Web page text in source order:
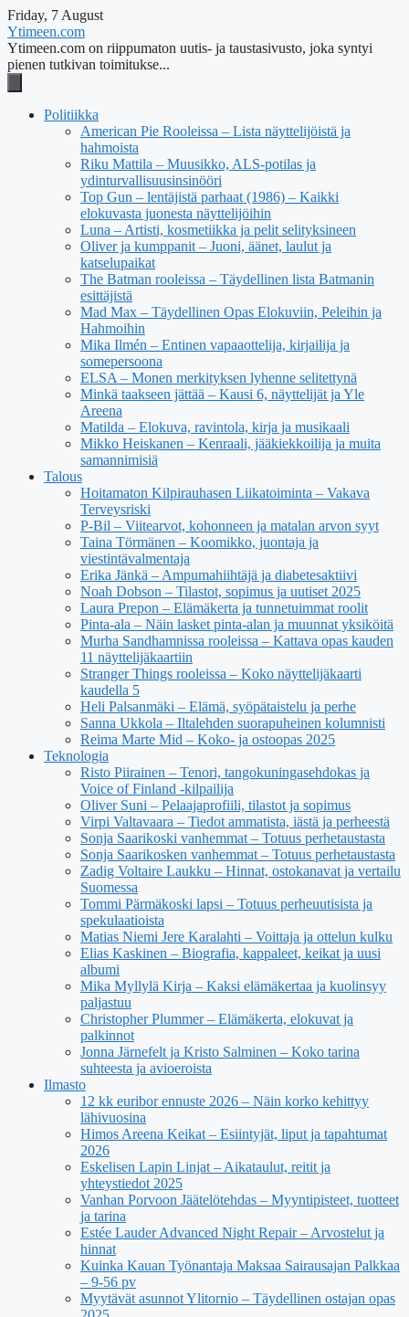
Friday, 7 August
Ytimeen.com
Ytimeen.com on riippumaton uutis- ja taustasivusto, joka syntyi
pienen tutkivan toimitukse...
Politiikka
American Pie Rooleissa – Lista näyttelijöistä ja
hahmoista
Riku Mattila – Muusikko, ALS-potilas ja
ydinturvallisuusinsinööri
Top Gun – lentäjistä parhaat (1986) – Kaikki
elokuvasta juonesta näyttelijöihin
Luna – Artisti, kosmetiikka ja pelit selityksineen
Oliver ja kumppanit – Juoni, äänet, laulut ja
katselupaikat
The Batman rooleissa – Täydellinen lista Batmanin
esittäjistä
Mad Max – Täydellinen Opas Elokuviin, Peleihin ja
Hahmoihin
Mika Ilmén – Entinen vapaaottelija, kirjailija ja
somepersoona
ELSA – Monen merkityksen lyhenne selitettynä
Minkä taakseen jättää – Kausi 6, näyttelijät ja Yle
Areena
Matilda – Elokuva, ravintola, kirja ja musikaali
Mikko Heiskanen – Kenraali, jääkiekkoilija ja muita
samannimisiä
Talous
Hoitamaton Kilpirauhasen Liikatoiminta – Vakava
Terveysriski
P-Bil – Viitearvot, kohonneen ja matalan arvon syyt
Taina Törmänen – Koomikko, juontaja ja
viestintävalmentaja
Erika Jänkä – Ampumahiihtäjä ja diabetesaktiivi
Noah Dobson – Tilastot, sopimus ja uutiset 2025
Laura Prepon – Elämäkerta ja tunnetuimmat roolit
Pinta-ala – Näin lasket pinta-alan ja muunnat yksiköitä
Murha Sandhamnissa rooleissa – Kattava opas kauden
11 näyttelijäkaartiin
Stranger Things rooleissa – Koko näyttelijäkaarti
kaudella 5
Heli Palsanmäki – Elämä, syöpätaistelu ja perhe
Sanna Ukkola – Iltalehden suorapuheinen kolumnisti
Reima Marte Mid – Koko- ja ostoopas 2025
Teknologia
Risto Piirainen – Tenori, tangokuningasehdokas ja
Voice of Finland -kilpailija
Oliver Suni – Pelaajaprofiili, tilastot ja sopimus
Virpi Valtavaara – Tiedot ammatista, iästä ja perheestä
Sonja Saarikoski vanhemmat – Totuus perhetaustasta
Sonja Saarikosken vanhemmat – Totuus perhetaustasta
Zadig Voltaire Laukku – Hinnat, ostokanavat ja vertailu
Suomessa
Tommi Pärmäkoski lapsi – Totuus perheuutisista ja
spekulaatioista
Matias Niemi Jere Karalahti – Voittaja ja ottelun kulku
Elias Kaskinen – Biografia, kappaleet, keikat ja uusi
albumi
Mika Myllylä Kirja – Kaksi elämäkertaa ja kuolinsyy
paljastuu
Christopher Plummer – Elämäkerta, elokuvat ja
palkinnot
Jonna Järnefelt ja Kristo Salminen – Koko tarina
suhteesta ja avioeroista
Ilmasto
12 kk euribor ennuste 2026 – Näin korko kehittyy
lähivuosina
Himos Areena Keikat – Esiintyjät, liput ja tapahtumat
2026
Eskelisen Lapin Linjat – Aikataulut, reitit ja
yhteystiedot 2025
Vanhan Porvoon Jäätelötehdas – Myyntipisteet, tuotteet
ja tarina
Estée Lauder Advanced Night Repair – Arvostelut ja
hinnat
Kuinka Kauan Työnantaja Maksaa Sairausajan Palkkaa
– 9-56 pv
Myytävät asunnot Ylitornio – Täydellinen ostajan opas